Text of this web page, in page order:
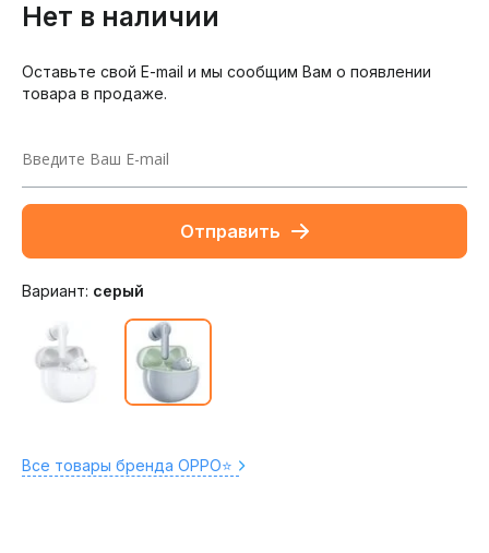
Нет в наличии
Оставьте свой E-mail и мы сообщим Вам о появлении
товара в продаже.
Отправить
Вариант: серый
Все товары бренда OPPO⭐️